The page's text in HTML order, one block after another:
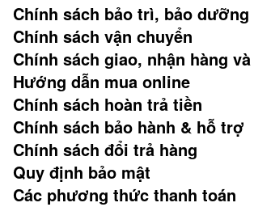
Chính sách bảo trì, bảo
Chính sách vận chuyển
Chính sách giao, nhận hàng
Hướng dẫn mua online
Chính sách hoàn trả tiền
Chính sách bảo hành & hỗ trợ
Chính sách đổi trả hàng
Quy định bảo mật
Các phương thức thanh toán